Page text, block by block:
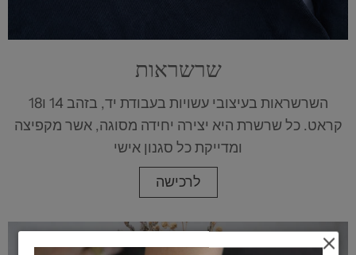
שרשראות
השרשראות בעיצובי עשויות בעבודת יד, בזהב 14 ו18
קראט. כל שרשרת היא יצירה יחידה מסוגה, אשר מקפיצה
ומדייקת כל סגנון אישי
לרכישה